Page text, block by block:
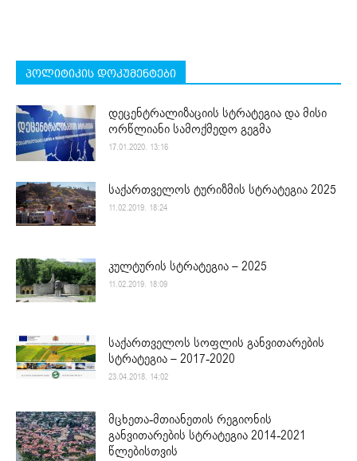
პოლიტიკის დოკუმენტები
დეცენტრალიზაციის სტრატეგია და მისი
ორწლიანი სამოქმედო გეგმა
17.01.2020. 13:16
საქართველოს ტურიზმის სტრატეგია 2025
11.02.2019. 18:24
კულტურის სტრატეგია – 2025
11.02.2019. 18:09
საქართველოს სოფლის განვითარების
სტრატეგია – 2017-2020
23.04.2018. 14:02
მცხეთა-მთიანეთის რეგიონის
განვითარების სტრატეგია 2014-2021
წლებისთვის